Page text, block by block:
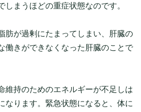
しまうほどの重症状態なのです。
肪が過剰にたまってしまい、肝臓の
働きができなくなった肝臓のことで
維持のためのエネルギーが不足しは
なります。緊急状態になると、体に